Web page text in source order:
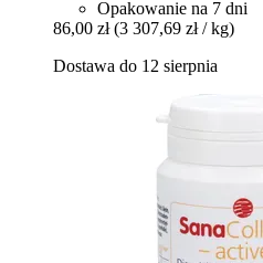
Opakowanie na 7 dni
86,00 zł (3 307,69 zł / kg)
Dostawa do 12 sierpnia